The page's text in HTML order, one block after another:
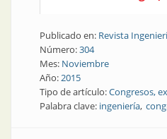
Publicado en: Revista
Número:304
Mes: Noviembre
Año:2015
Tipo de artículo:Congresos,
Palabra clave: ingeniería